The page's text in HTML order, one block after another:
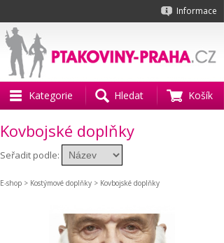
Informace
Kategorie Hledat Košík
Kovbojské doplňky
Seřadit podle:
E-shop > Kostýmové doplňky > Kovbojské doplňky